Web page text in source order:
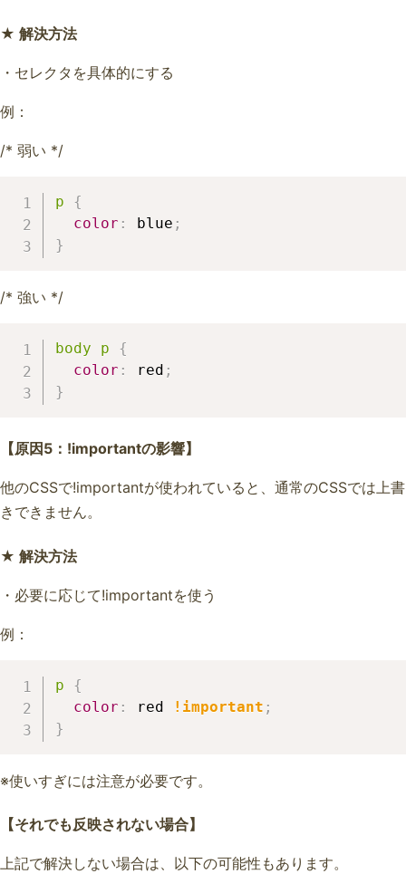
★ 解決方法
・セレクタを具体的にする
例：
/* 弱い */
p
{
color : blue ;
}
/* 強い */
body p
{
color : red ;
}
【原因5：!importantの影響】
他のCSSで!importantが使われていると、通常のCSSでは上書
きできません。
★ 解決方法
・必要に応じて!importantを使う
例：
p
{
color : red !important ;
}
※使いすぎには注意が必要です。
【それでも反映されない場合】
上記で解決しない場合は、以下の可能性もあります。